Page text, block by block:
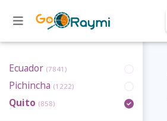
Ecuador (7841)
Pichincha (1222)
Quito (858)